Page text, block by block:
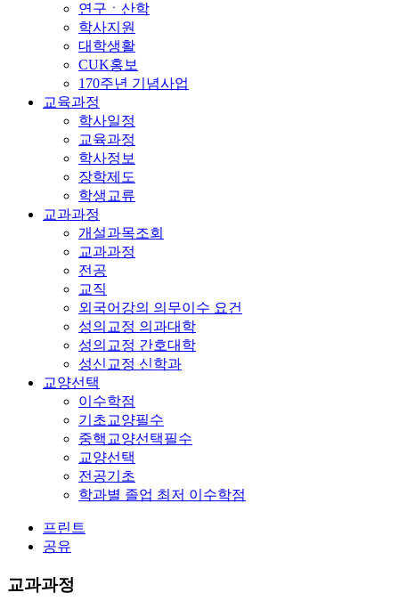
연구ㆍ산학
학사지원
대학생활
CUK홍보
170주년 기념사업
교육과정
학사일정
교육과정
학사정보
장학제도
학생교류
교과과정
개설과목조회
교과과정
전공
교직
외국어강의 의무이수 요건
성의교정 의과대학
성의교정 간호대학
성신교정 신학과
교양선택
이수학점
기초교양필수
중핵교양선택필수
교양선택
전공기초
학과별 졸업 최저 이수학점
프린트
공유
교과과정